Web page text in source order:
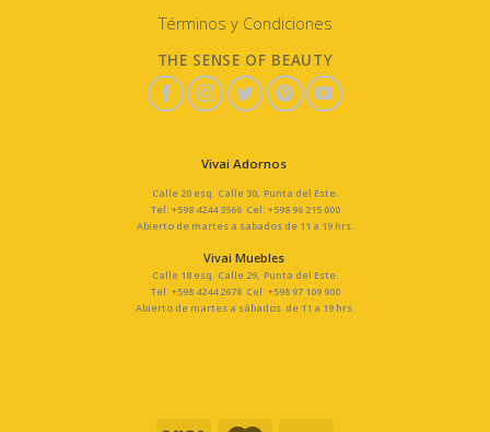
Términos y Condiciones
THE SENSE OF BEAUTY
Vivai Adornos
Calle 20 esq. Calle 30, Punta del Este.
Tel: +598 4244 3566 Cel: +598 96 215 000
Abierto de martes a sabados de 11 a 19 hrs.
Vivai Muebles
Calle 18 esq. Calle 29, Punta del Este.
Tel: +598 4244 2678 Cel: +598 97 109 900
Abierto de martes a sábados de 11 a 19 hrs.